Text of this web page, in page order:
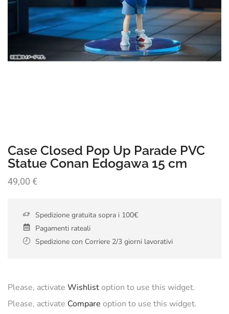
Case Closed Pop Up Parade PVC
Statue Conan Edogawa 15 cm
49,00 €
Spedizione gratuita sopra i 100€
Pagamenti rateali
Spedizione con Corriere 2/3 giorni lavorativi
Please, activate Wishlistoption to use this widget.
Please, activate Compare option to use this widget.